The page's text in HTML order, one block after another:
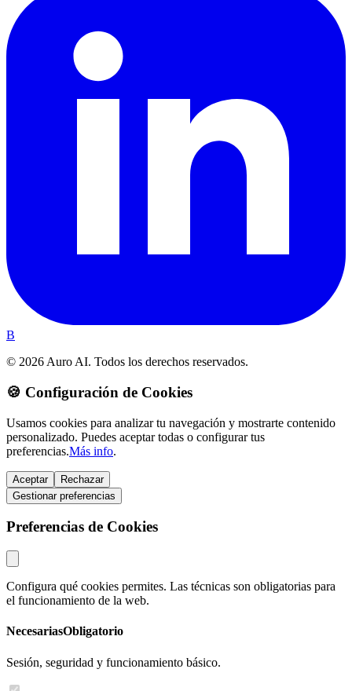
B
© 2026 Auro AI. Todos los derechos reservados.
🍪 Configuración de Cookies
Usamos cookies para analizar tu navegación y mostrarte contenido
personalizado. Puedes aceptar todas o configurar tus
preferencias.Más info.
Aceptar
Rechazar
Gestionar preferencias
Preferencias de Cookies
Configura qué cookies permites. Las técnicas son obligatorias para
el funcionamiento de la web.
NecesariasObligatorio
Sesión, seguridad y funcionamiento básico.